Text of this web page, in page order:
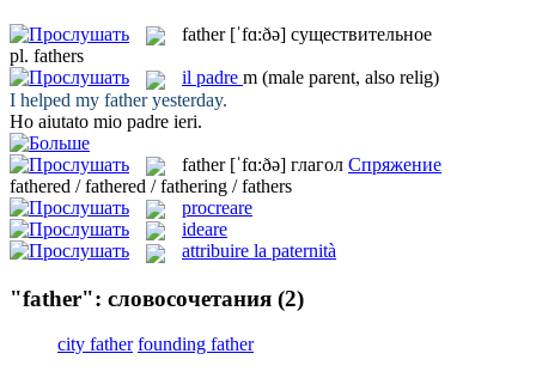
father [ˈfɑ:ðə] существительное
pl. fathers
il padre m (male parent, also relig)
I helped my fatheryesterday.
Ho aiutato mio padre ieri.
father [ˈfɑ:ðə] глагол Спряжение
fathered / fathered / fathering / fathers
procreare
ideare
attribuire la paternità
"father": словосочетания (2)
city father founding father